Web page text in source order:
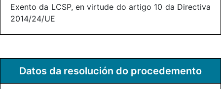
Exento da LCSP, en virtude do artigo 10 da Directiva
2014/24/UE
Datos da resolución do procedemento